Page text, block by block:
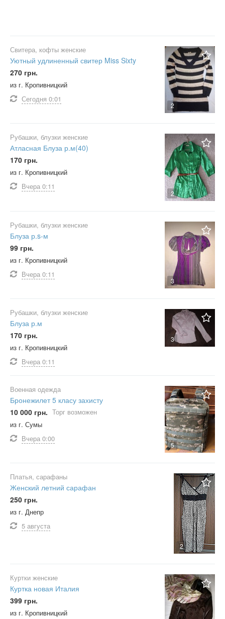
2
Свитера, кофты женские
Уютный удлиненный свитер Miss Sixty
270 грн.
из г. Кропивницкий
Сегодня 0:01
2
Рубашки, блузки женские
Атласная Блуза р.м(40)
170 грн.
из г. Кропивницкий
Вчера 0:11
3
Рубашки, блузки женские
Блуза р.s-м
99 грн.
из г. Кропивницкий
Вчера 0:11
3
Рубашки, блузки женские
Блуза р.м
170 грн.
из г. Кропивницкий
Вчера 0:11
5
Военная одежда
Бронежилет 5 класу захисту
10 000 грн. Торг возможен
из г. Сумы
Вчера 0:00
2
Платья, сарафаны
Женский летний сарафан
250 грн.
из г. Днепр
5 августа
Куртки женские
Куртка новая Италия
399 грн.
из г. Кропивницкий